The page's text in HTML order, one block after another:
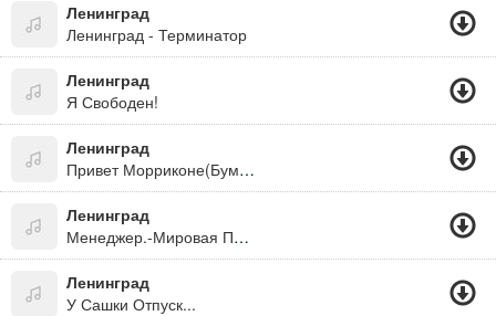
Ленинград
Ленинград - Терминатор
Ленинград
Я Свободен!
Ленинград
Привет Морриконе(Бумер 2)
Ленинград
Менеджер.-Мировая Просто
Ленинград
У Сашки Отпуск...